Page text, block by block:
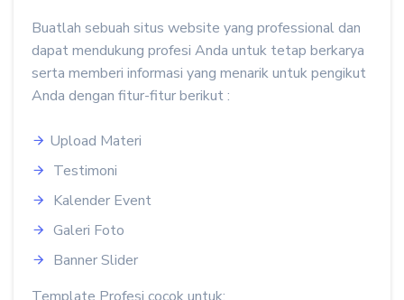
Buatlah sebuah situs website yang professional dan
dapat mendukung profesi Anda untuk tetap berkarya
serta memberi informasi yang menarik untuk pengikut
Anda dengan fitur-fitur berikut :
Upload Materi
Testimoni
Kalender Event
Galeri Foto
Banner Slider
Template Profesi cocok untuk: